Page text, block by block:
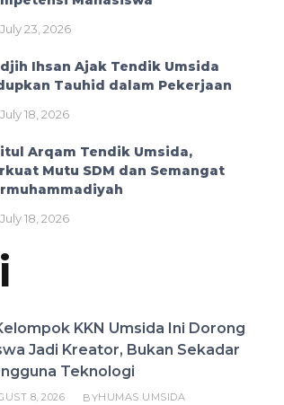
July 23, 2026
Ihsan Ajak Tendik Umsida
Tauhid dalam Pekerjaan
July 18, 2026
Arqam Tendik Umsida,
Mutu SDM dan Semangat
July 18, 2026
KKN Umsida Ini Dorong
Jadi Kreator, Bukan Sekadar
Teknologi
8, 2026 BYHUMAS UMSIDA